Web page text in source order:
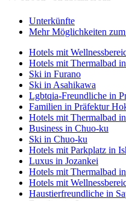
Unterkünfte
Mehr Möglichkeiten
Hotels mit
Hotels mit Thermalbad
Ski in Furano
Ski in Asahikawa
Lgbtqia-Freundliche in
Familien in Präfektur
Hotels mit Thermalbad
Business in Chuo-ku
Ski in Chuo-ku
Hotels mit Parkplatz in
Luxus in Jozankei
Hotels mit Thermalbad
Hotels mit
Haustierfreundliche in